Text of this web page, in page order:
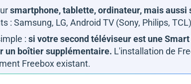
smartphone, tablette, ordinateur, mais aussi
: Samsung, LG, Android TV (Sony, Philips,
: si votre second téléviseur est une
un boîtier supplémentaire. L'installation de
Freebox existant.